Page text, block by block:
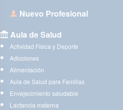
Nuevo Profesional
Aula de Salud
Actividad Física y Deporte
Adicciones
Alimentación
Aula de Salud para Familias
Envejecimiento saludable
Lactancia materna